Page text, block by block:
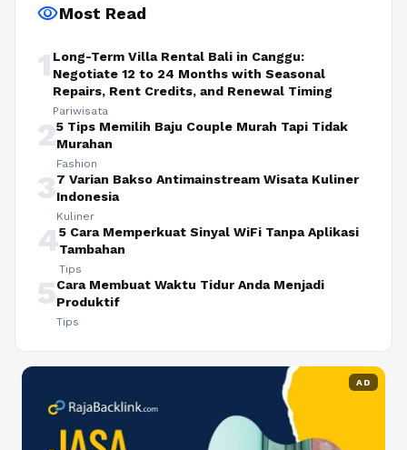
visibilityMost Read
1 Long-Term Villa Rental Bali in Canggu:
Negotiate 12 to 24 Months with Seasonal
Repairs, Rent Credits, and Renewal Timing
Pariwisata
25 Tips Memilih Baju Couple Murah Tapi Tidak
Murahan
Fashion
37 Varian Bakso Antimainstream Wisata Kuliner
Indonesia
Kuliner
45 Cara Memperkuat Sinyal WiFi Tanpa Aplikasi
Tambahan
Tips
5Cara Membuat Waktu Tidur Anda Menjadi
Produktif
Tips
AD